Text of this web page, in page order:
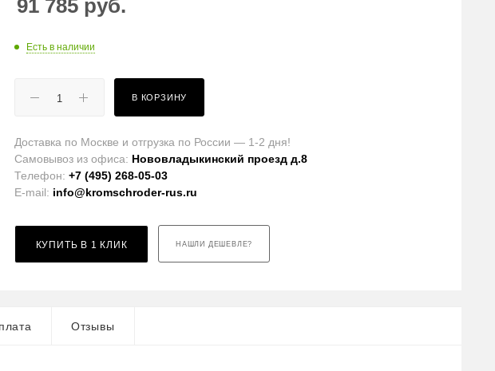
91 785 руб.
Есть в наличии
В КОРЗИНУ
Доставка по Москве и отгрузка по России — 1-2 дня!
Самовывоз из офиса: Нововладыкинский проезд д.8
Телефон:+7 (495) 268-05-03
E-mail: info@kromschroder-rus.ru
КУПИТЬ В 1 КЛИК НАШЛИ ДЕШЕВЛЕ?
Отзывы